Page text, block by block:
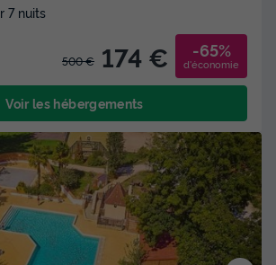
7 nuits
500 € 174 € -65%
d'économie
Voir les hébergements